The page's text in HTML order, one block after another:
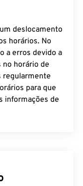
deslocamento
horários. No
a erros devido a
horário de
regularmente
para que
informações de